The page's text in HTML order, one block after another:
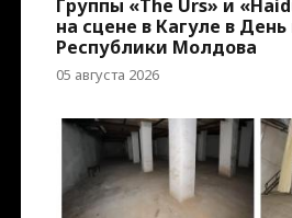
Группы «The Urs» и
на сцене в Кагуле в
Республики Молдова
05 августа 2026